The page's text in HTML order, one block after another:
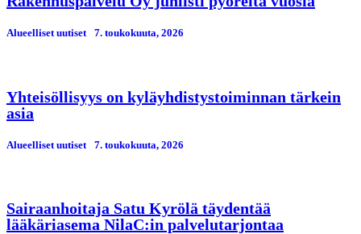
Alueelliset uutiset 7. toukokuuta, 2026
Yhteisöllisyys on kyläyhdistystoiminnan tärkein
asia
Alueelliset uutiset 7. toukokuuta, 2026
Sairaanhoitaja Satu Kyrölä täydentää
lääkäriasema NilaC:in palvelutarjontaa